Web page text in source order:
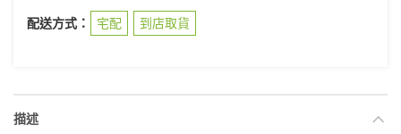
配送方式：
宅配 到店取貨
描述